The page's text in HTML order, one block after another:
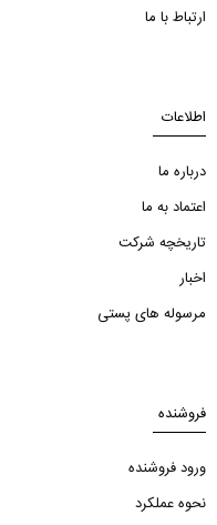
ارتباط با ما
اطلاعات
درباره ما
اعتماد به ما
تاریخچه شرکت
اخبار
مرسوله های پستی
فروشنده
ورود فروشنده
نحوه عملکرد